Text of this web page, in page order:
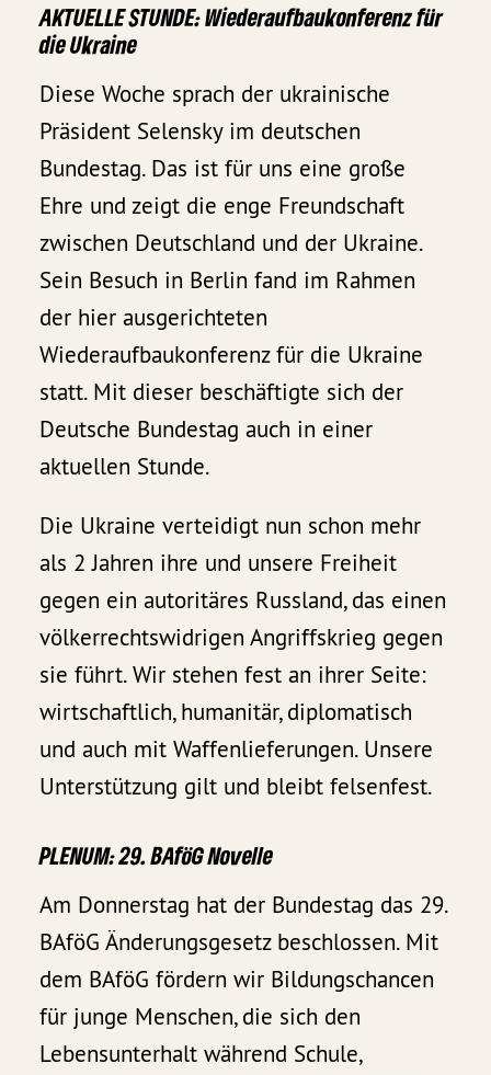
AKTUELLE STUNDE: Wiederaufbaukonferenz für
die Ukraine
Diese Woche sprach der ukrainische
Präsident Selensky im deutschen
Bundestag. Das ist für uns eine große
Ehre und zeigt die enge Freundschaft
zwischen Deutschland und der Ukraine.
Sein Besuch in Berlin fand im Rahmen
der hier ausgerichteten
Wiederaufbaukonferenz für die Ukraine
statt. Mit dieser beschäftigte sich der
Deutsche Bundestag auch in einer
aktuellen Stunde.
Die Ukraine verteidigt nun schon mehr
als 2 Jahren ihre und unsere Freiheit
gegen ein autoritäres Russland, das einen
völkerrechtswidrigen Angriffskrieg gegen
sie führt. Wir stehen fest an ihrer Seite:
wirtschaftlich, humanitär, diplomatisch
und auch mit Waffenlieferungen. Unsere
Unterstützung gilt und bleibt felsenfest.
PLENUM: 29. BAföG Novelle
Am Donnerstag hat der Bundestag das 29.
BAföG Änderungsgesetz beschlossen. Mit
dem BAföG fördern wir Bildungschancen
für junge Menschen, die sich den
Lebensunterhalt während Schule,